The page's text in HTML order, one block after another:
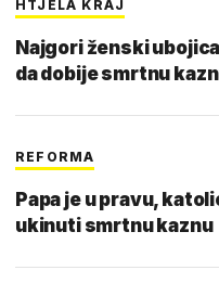
HTJELA KRAJ
Najgori ženski
da dobije smrtnu
REFORMA
Papa je u pravu,
ukinuti smrtnu kaznu